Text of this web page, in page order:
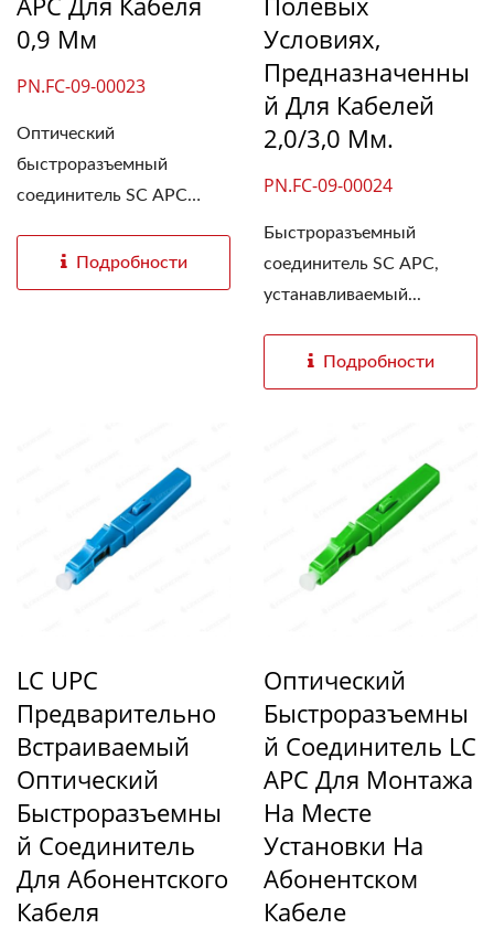
0,9 Мм
PN.FC-09-00023
Оптический
быстроразъемный
соединитель SC APC
Подробности
Условиях,
Предназначенны
Й Для Кабелей
2,0/3,0 Мм.
PN.FC-09-00024
Быстроразъемный
соединитель SC APC,
устанавливаемый...
Подробности
LC UPC
Предварительно
Встраиваемый
Оптический
Быстроразъемны
Й Соединитель
Для Абонентского
Кабеля
Оптический
Быстроразъемны
Й Соединитель LC
APC Для Монтажа
На Месте
Установки На
Абонентском
Кабеле